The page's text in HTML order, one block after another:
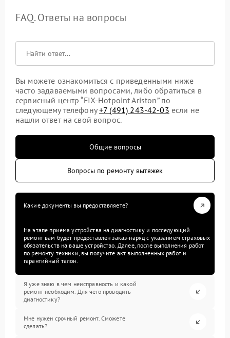
FAQ. Ответы на вопросы
Вы можете ознакомиться с приведенными ниже
часто задаваемыми вопросами, либо обратиться в
сервисный центр “FIX-Hotpoint Ariston” по
следующему телефону+7 (491) 243-42-03 если не
нашли ответ на свой вопрос.
Общие вопросы
Вопросы по ремонту вытяжек
Какие документы вы предоставляете?
На этапе приема устройства на диагностику и последующий
ремонт вам будет предоставлен заказ-наряд с указанием страховых
обязательств на ваше устройство. Далее, после выполнения работ
по ремонту техники, вы получите акт выполненных работ и
гарантийный талон.
Я уже знаю в чем неисправность и какой
ремонт необходим. Для чего проводить
диагностику?
Мне нужен срочный ремонт. Сможете
сделать?